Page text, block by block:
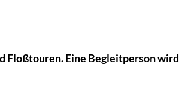
Floßtouren. Eine Begleitperson wird